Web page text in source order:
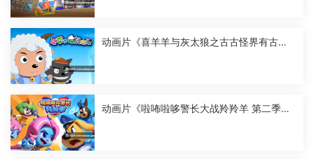
动画片《喜羊羊与灰太狼之古古怪界有古
动画片《啦咘啦哆警长大战羚羚羊 第二季》